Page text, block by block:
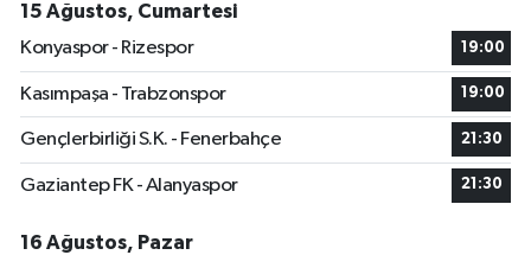
15 Ağustos, Cumartesi
Konyaspor - Rizespor
19:00
Kasımpaşa - Trabzonspor 19:00
Gençlerbirliği S.K. - Fenerbahçe 21:30
Gaziantep FK - Alanyaspor 21:30
16 Ağustos, Pazar